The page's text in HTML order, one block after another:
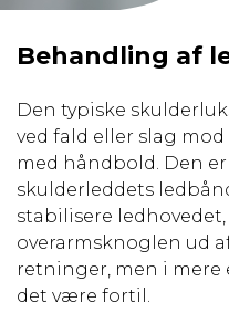
Behandling af
Den typiske
ved fald eller slag
med håndbold. Den
skulderleddets
stabilisere
overarmsknoglen ud
retninger, men i mere
det være fortil.